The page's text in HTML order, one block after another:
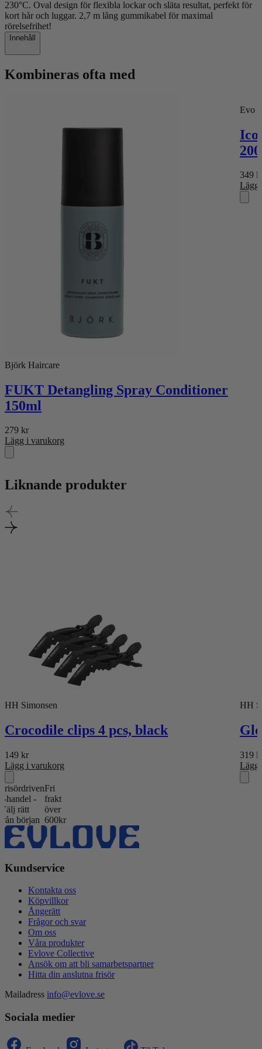
230°C. Oval design för flexibla lockar och släta resultat, perfekt för
kort hår och luggar. 2,7 m lång gummikabel för maximal
rörelsefrihet!
Innehåll
Kombineras ofta med
Björk Haircare
FUKT Detangling Spray Conditioner
150ml
279 kr
Lägg i varukorg
Evo
349
Lägg
Liknande produkter
HH Simonsen
Crocodile clips 4 pcs, black
149 kr
Lägg i varukorg
HH
319
Lägg
-
Fri
frakt
över
600kr
Kundservice
Kontakta oss
Köpvillkor
Ångerätt
Frågor och svar
Om oss
Våra produkter
Evlove Collective
Ansök om att bli samarbetspartner
Hitta din anslutna frisör
Mailadress info@evlove.se
Sociala medier